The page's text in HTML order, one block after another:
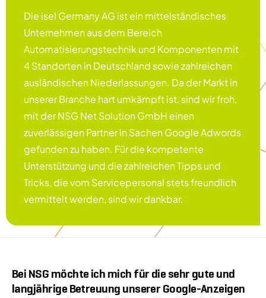
Die isel Germany AG ist ein mittelständisches
Unternehmen aus dem Bereich
Automatisierungstechnik und Komponenten mit
4 Standorten in Deutschland sowie zahlreichen
ausländischen Niederlassungen. Da der Markt in
unserer Branche hart umkämpft ist, sind wir froh,
mit der NSG Net Solution GmbH einen
zuverlässigen Partner in Sachen Google Adwords
gefunden zu haben. Für die kompetente
Unterstützung und die zahlreichen Tipps und
Tricks, die vom Servicepersonal stets freundlich
vermittelt werden, sind wir dankbar.
Bei NSG möchte ich mich für die sehr gute und
langjährige Betreuung unserer Google-Anzeigen